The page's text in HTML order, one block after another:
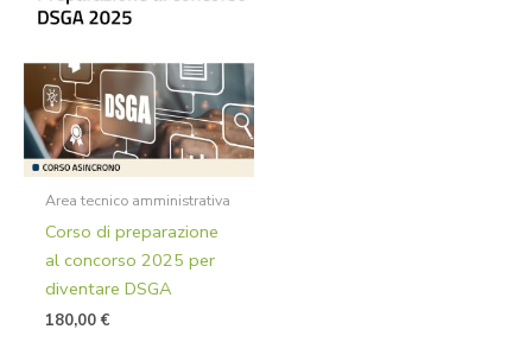
Area tecnico amministrativa
Corso di preparazione
al concorso 2025 per
diventare DSGA
180,00 €